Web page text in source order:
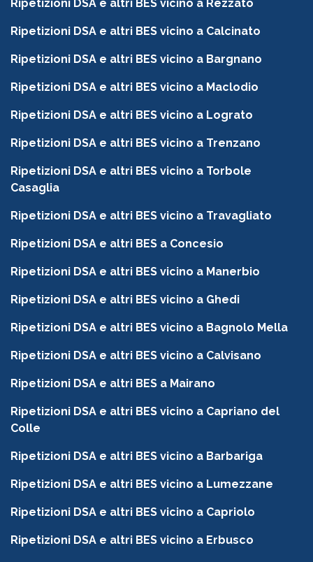
Ripetizioni DSA e altri BES vicino a Rezzato
Ripetizioni DSA e altri BES vicino a Calcinato
Ripetizioni DSA e altri BES vicino a Bargnano
Ripetizioni DSA e altri BES vicino a Maclodio
Ripetizioni DSA e altri BES vicino a Lograto
Ripetizioni DSA e altri BES vicino a Trenzano
Ripetizioni DSA e altri BES vicino a Torbole
Casaglia
Ripetizioni DSA e altri BES vicino a Travagliato
Ripetizioni DSA e altri BES a Concesio
Ripetizioni DSA e altri BES vicino a Manerbio
Ripetizioni DSA e altri BES vicino a Ghedi
Ripetizioni DSA e altri BES vicino a Bagnolo Mella
Ripetizioni DSA e altri BES vicino a Calvisano
Ripetizioni DSA e altri BES a Mairano
Ripetizioni DSA e altri BES vicino a Capriano del
Colle
Ripetizioni DSA e altri BES vicino a Barbariga
Ripetizioni DSA e altri BES vicino a Lumezzane
Ripetizioni DSA e altri BES vicino a Capriolo
Ripetizioni DSA e altri BES vicino a Erbusco